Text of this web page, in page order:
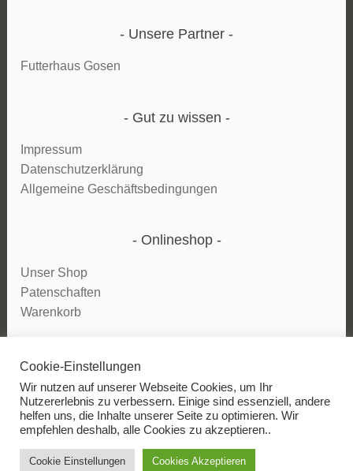
Unsere Partner
Futterhaus Gosen
Gut zu wissen
Impressum
Datenschutzerklärung
Allgemeine Geschäftsbedingungen
Onlineshop
Unser Shop
Patenschaften
Warenkorb
Vertrag widerrufen
Cookie-Einstellungen
Wir nutzen auf unserer Webseite Cookies, um Ihr
Nutzererlebnis zu verbessern. Einige sind essenziell, andere
helfen uns, die Inhalte unserer Seite zu optimieren. Wir
empfehlen deshalb, alle Cookies zu akzeptieren..
Cookie Einstellungen Cookies Akzeptieren